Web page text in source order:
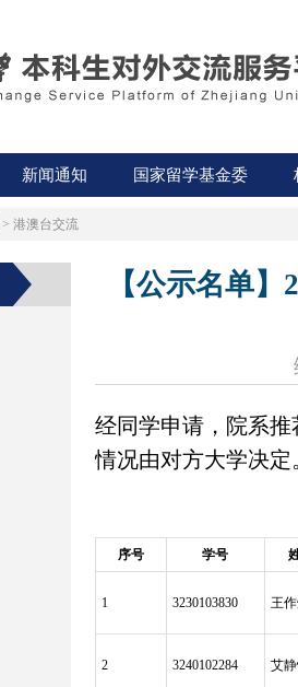
新闻通知 国家留学基金委
> 港澳台交流
【公示名单
经同学申请，院系推
情况由对方大学决定
序号 学号
1 3230103830 王
2 3240102284 艾